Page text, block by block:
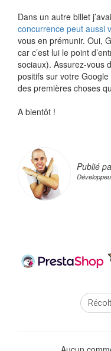
Dans un autre billet
concurrence peut aussi
vous en prémunir. Oui,
car c’est lui le point
sociaux). Assurez-vous
positifs sur votre Google
des premières choses
A bientôt !
Publié